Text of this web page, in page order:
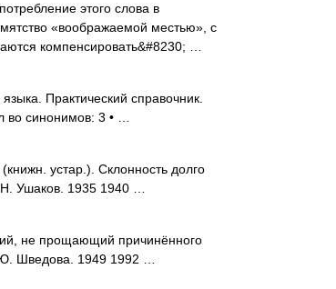
этого слова в
«воображаемой местью», с
компенсировать&#8230; …
Практический справочник.
во синонимов: 3 • …
устар.). Склонность долго
Ушаков. 1935 1940 …
не прощающий причинённого
Шведова. 1949 1992 …